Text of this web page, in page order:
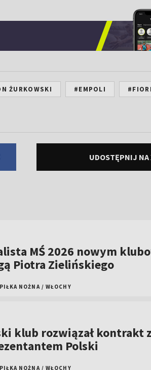
ŻURKOWSKI #EMPOLI
UDOSTĘPNIJ NA
MŚ 2026 nowym
Piotra Zielińskiego
PIŁKA NOŻNA / WŁOCHY
klub rozwiązał kontrakt z
Polski
PIŁKA NOŻNA / WŁOCHY